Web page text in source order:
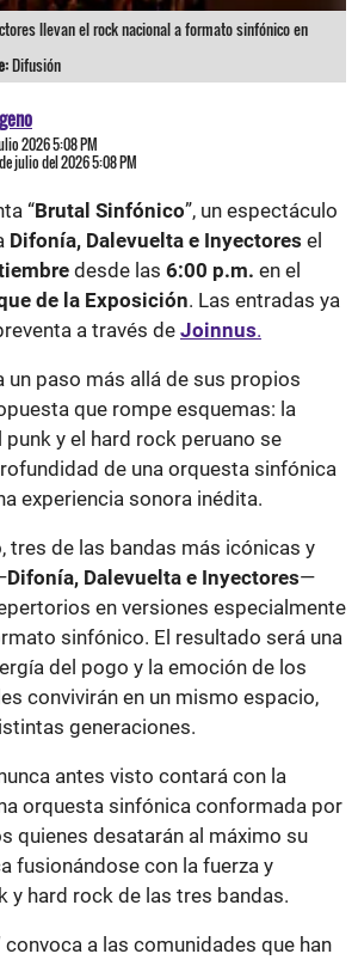
llevan el rock nacional a formato sinfónico en
Difusión
2026 5:08 PM
julio del 2026 5:08 PM
“Brutal Sinfónico”, un espectáculo
Difonía, Dalevuelta e Inyectores el
desde las 6:00 p.m. en el
de la Exposición. Las entradas ya
a través de Joinnus.
un paso más allá de sus propios
que rompe esquemas: la
y el hard rock peruano se
de una orquesta sinfónica
experiencia sonora inédita.
tres de las bandas más icónicas y
Difonía, Dalevuelta e Inyectores—
en versiones especialmente
sinfónico. El resultado será una
del pogo y la emoción de los
convivirán en un mismo espacio,
generaciones.
antes visto contará con la
orquesta sinfónica conformada por
quienes desatarán al máximo su
fusionándose con la fuerza y
y hard rock de las tres bandas.
convoca a las comunidades que han